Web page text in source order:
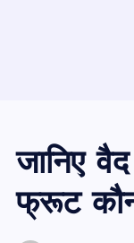
जानिए
फ्रूट